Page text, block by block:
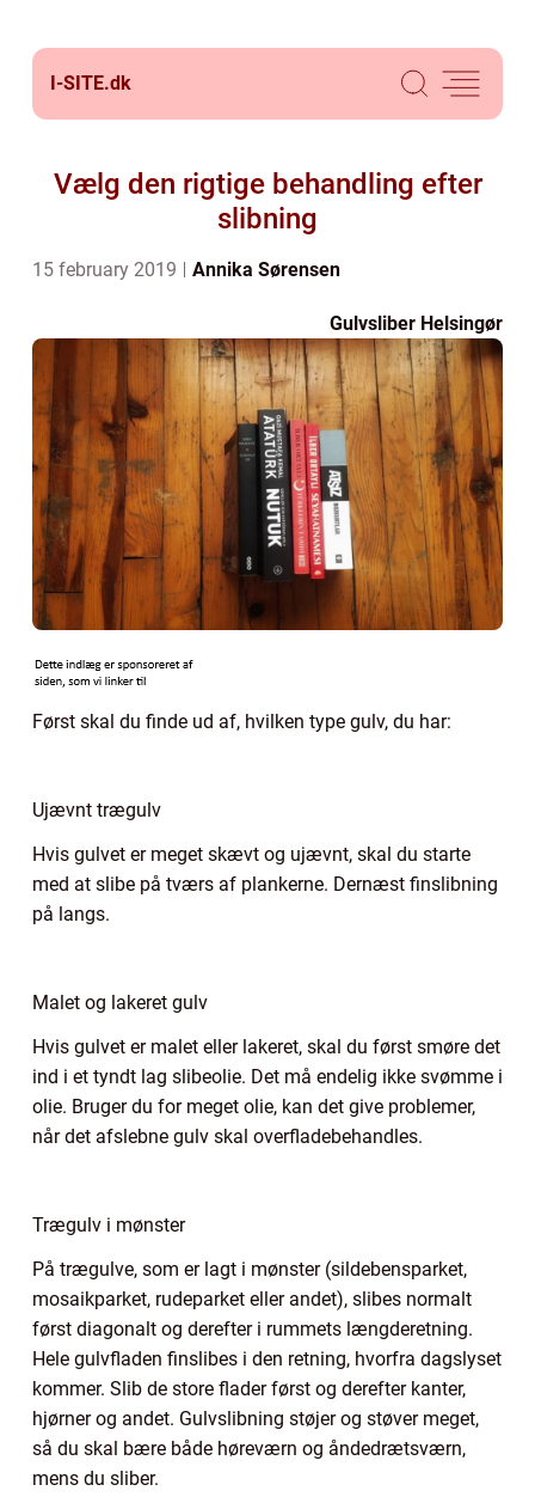
I-SITE.dk
Vælg den rigtige behandling efter
slibning
15 february 2019 Annika Sørensen
Gulvsliber Helsingør
Først skal du finde ud af, hvilken type gulv, du har:
Ujævnt trægulv
Hvis gulvet er meget skævt og ujævnt, skal du starte
med at slibe på tværs af plankerne. Dernæst finslibning
på langs.
Malet og lakeret gulv
Hvis gulvet er malet eller lakeret, skal du først smøre det
ind i et tyndt lag slibeolie. Det må endelig ikke svømme i
olie. Bruger du for meget olie, kan det give problemer,
når det afslebne gulv skal overfladebehandles.
Trægulv i mønster
På trægulve, som er lagt i mønster (sildebensparket,
mosaikparket, rudeparket eller andet), slibes normalt
først diagonalt og derefter i rummets længderetning.
Hele gulvfladen finslibes i den retning, hvorfra dagslyset
kommer. Slib de store flader først og derefter kanter,
hjørner og andet. Gulvslibning støjer og støver meget,
så du skal bære både høreværn og åndedrætsværn,
mens du sliber.